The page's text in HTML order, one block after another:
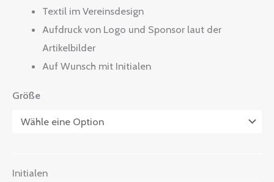
Textil im Vereinsdesign
Aufdruck von Logo und Sponsor laut der
Artikelbilder
Auf Wunsch mit Initialen
Größe
Initialen